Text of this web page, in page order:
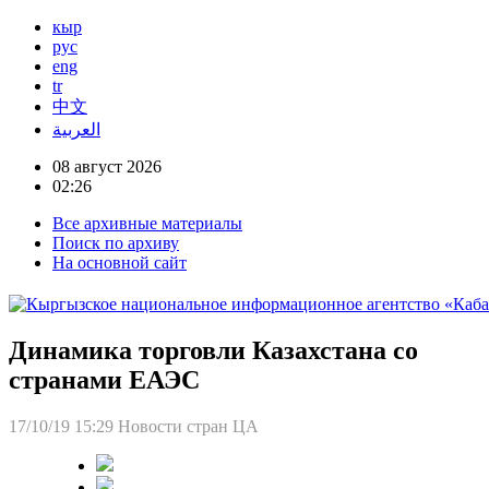
кыр
рус
eng
tr
中文
العربية
08 август 2026
02:26
Все архивные материалы
Поиск по архиву
На основной сайт
Динамика торговли Казахстана со
странами ЕАЭС
17/10/19 15:29 Новости стран ЦА